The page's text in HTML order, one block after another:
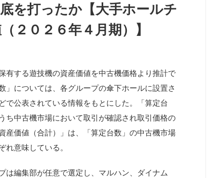
を打ったか【大手ホールチ
２０２６年４月期）】
有する遊技機の資産価値を中古機価格より推計で
」については、各グループの傘下ホールに設置さ
で公表されている情報をもとにした。「算定台
ち中古機市場において取引が確認され取引価格の
産価値（合計）」は、「算定台数」の中古機市場
意味している。
は編集部が任意で選定し、マルハン、ダイナム